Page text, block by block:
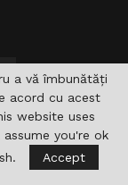
rezervate.
a vă îmbunătăți
acord cu acest
website uses
you're ok
Accept